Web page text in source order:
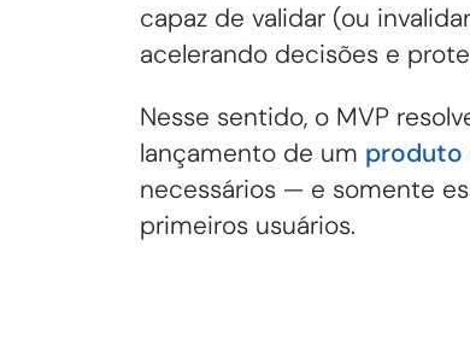
capaz de validar (ou
acelerando decisões e
Nesse sentido, o MVP
lançamento de um produto
necessários — e somente
primeiros usuários.